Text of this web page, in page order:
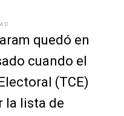
quedó en
cuando el
(TCE)
la lista de